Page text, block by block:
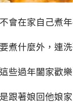
會在家自己煮
煮什麼外，連
些過年闔家歡
跟著娘回他娘